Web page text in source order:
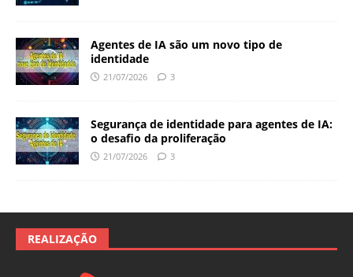
Agentes de IA são um novo tipo de
identidade
21/07/2026 3
Segurança de identidade para agentes de IA:
o desafio da proliferação
21/07/2026 3
REALIZAÇÃO